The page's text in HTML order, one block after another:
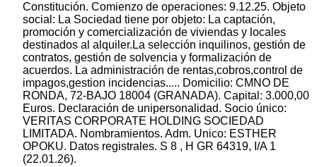
Constitución. Comienzo de operaciones: 9.12.25. Objeto
social: La Sociedad tiene por objeto: La captación,
promoción y comercialización de viviendas y locales
destinados al alquiler.La selección inquilinos, gestión de
contratos, gestión de solvencia y formalización de
acuerdos. La administración de rentas,cobros,control de
impagos,gestion incidencias..... Domicilio: CMNO DE
RONDA, 72-BAJO 18004 (GRANADA). Capital: 3.000,00
Euros. Declaración de unipersonalidad. Socio único:
VERITAS CORPORATE HOLDING SOCIEDAD
LIMITADA. Nombramientos. Adm. Unico: ESTHER
OPOKU. Datos registrales. S 8 , H GR 64319, I/A 1
(22.01.26).